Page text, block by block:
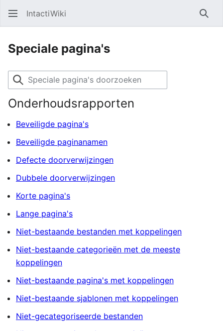
IntactiWiki
Speciale pagina's
p
e
i
a
p
a
n
d
o
Onderhoudsrapporten
Beveiligde pagina's
Beveiligde paginanamen
Defecte doorverwijzingen
Dubbele doorverwijzingen
Korte pagina's
Lange pagina's
Niet-bestaande bestanden met koppelingen
Niet-bestaande categorieën met de meeste
koppelingen
Niet-bestaande pagina's met koppelingen
Niet-bestaande sjablonen met koppelingen
Niet-gecategoriseerde bestanden